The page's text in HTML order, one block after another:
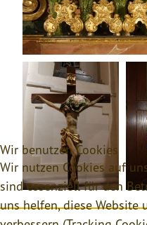
Wir benutzen Cookies
Wir nutzen Cookies auf
sind essenziell für den
uns helfen, diese Website